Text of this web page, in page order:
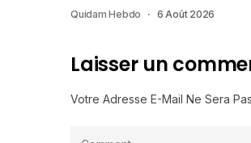
Quidam Hebdo 6 Août 2026
Laisser un
Votre Adresse E-Mail Ne Sera